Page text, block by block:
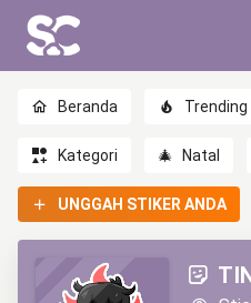
Beranda Trending
Kategori 🎄 Natal
UNGGAH STIKER ANDA